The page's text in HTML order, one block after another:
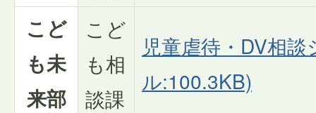
こど
も未
来部
こど
も相
談課
児童虐待・DV相
ル:100.3KB)